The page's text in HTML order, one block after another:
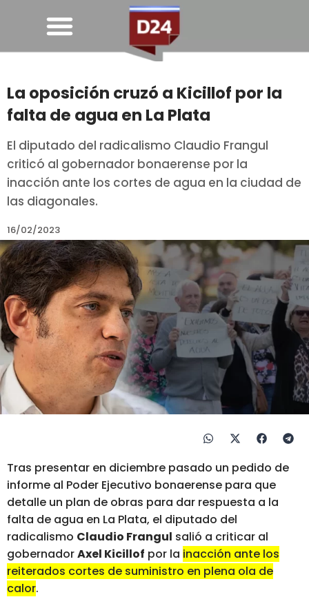
La oposición cruzó a Kicillof por la
falta de agua en La Plata
El diputado del radicalismo Claudio Frangul
criticó al gobernador bonaerense por la
inacción ante los cortes de agua en la ciudad de
las diagonales.
16/02/2023
Tras presentar en diciembre pasado un pedido de
informe al Poder Ejecutivo bonaerense para que
detalle un plan de obras para dar respuesta a la
falta de agua en La Plata, el diputado del
radicalismo Claudio Frangul salió a criticar al
gobernadorAxel Kicillof por la inacción ante los
reiterados cortes de suministro en plena ola de
calor.